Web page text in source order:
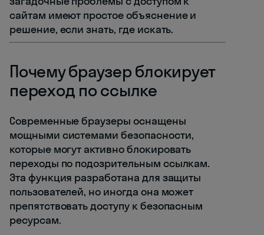
сайтам имеют простое объяснение и
решение, если знать, где искать.
Почему браузер блокирует
переход по ссылке
Современные браузеры оснащены
мощными системами безопасности,
которые могут активно блокировать
переходы по подозрительным ссылкам.
Эта функция разработана для защиты
пользователей, но иногда она может
препятствовать доступу к безопасным
ресурсам.